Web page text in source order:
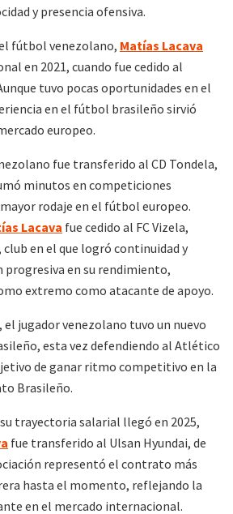
y presencia ofensiva.
fútbol venezolano, Matías Lacava
en 2021, cuando fue cedido al
tuvo pocas oportunidades en el
en el fútbol brasileño sirvió
europeo.
fue transferido al CD Tondela,
minutos en competiciones
rodaje en el fútbol europeo.
Lacava fue cedido al FC Vizela,
en el que logró continuidad y
progresiva en su rendimiento,
extremo como atacante de apoyo.
el jugador venezolano tuvo un nuevo
esta vez defendiendo al Atlético
de ganar ritmo competitivo en la
Brasileño.
trayectoria salarial llegó en 2025,
fue transferido al Ulsan Hyundai, de
representó el contrato más
hasta el momento, reflejando la
en el mercado internacional.